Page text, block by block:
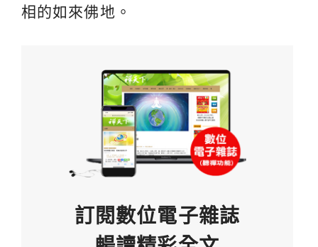
相的如來佛地。
訂閱數位電子雜誌